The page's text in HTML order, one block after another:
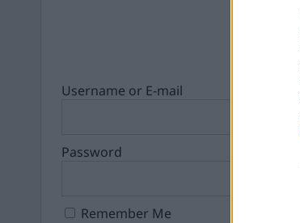
Username or E-mail
Password
Remember Me